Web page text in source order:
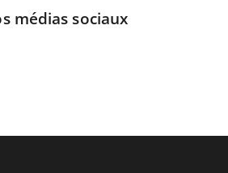
médias sociaux